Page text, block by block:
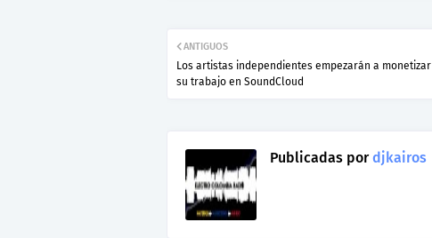
ANTIGUOS
Los artistas independientes empezarán a monetizar
su trabajo en SoundCloud
Publicadas pordjkairos